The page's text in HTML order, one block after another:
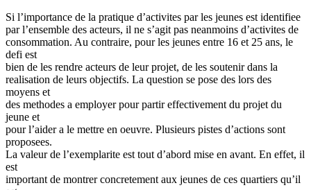
Si l’importance de la pratique d’activites par les jeunes est identifiee
par l’ensemble des acteurs, il ne s’agit pas neanmoins d’activites de
consommation. Au contraire, pour les jeunes entre 16 et 25 ans, le
defi est
bien de les rendre acteurs de leur projet, de les soutenir dans la
realisation de leurs objectifs. La question se pose des lors des
moyens et
des methodes a employer pour partir effectivement du projet du
jeune et
pour l’aider a le mettre en oeuvre. Plusieurs pistes d’actions sont
proposees.
La valeur de l’exemplarite est tout d’abord mise en avant. En effet, il
est
important de montrer concretement aux jeunes de ces quartiers qu’il